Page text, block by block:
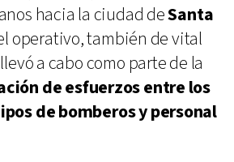
hacia la ciudad deSanta
operativo, también de vital
a cabo como parte de la
de esfuerzos entre los
de bomberos y personal